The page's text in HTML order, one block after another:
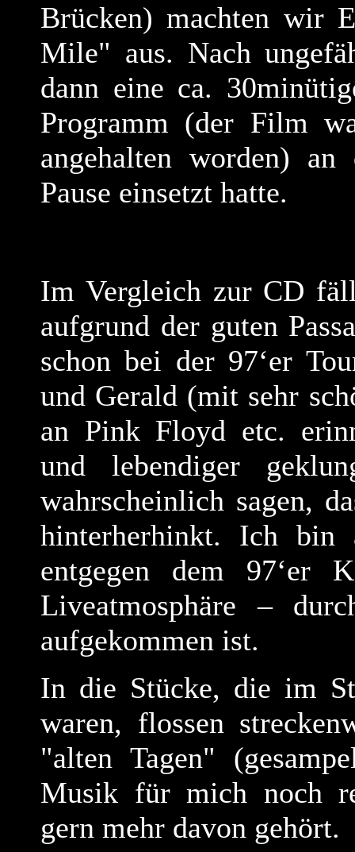
Brücken) machten wir
Mile" aus. Nach
dann eine ca.
Programm (der Film
angehalten worden)
Pause einsetzt hatte.
Im Vergleich zur CD
aufgrund der guten
schon bei der 97‘er
und Gerald (mit sehr
an Pink Floyd etc.
und lebendiger
wahrscheinlich sagen,
hinterherhinkt. Ich bin
entgegen dem 97‘er
Liveatmosphäre –
aufgekommen ist.
In die Stücke, die im
waren, flossen
"alten Tagen"
Musik für mich noch
gern mehr davon gehört.